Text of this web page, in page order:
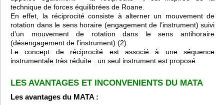
technique de forces équilibrées de Roane.
En effet, la réciprocité consiste à alterner un mouvement de
rotation dans le sens horaire (engagement de l’instrument) suivi
d’un mouvement de rotation dans le sens antihoraire
(désengagement de l’instrument) (2).
Le concept de réciprocité est associé à une séquence
instrumentale très réduite : un seul instrument est proposé.
LES AVANTAGES ET INCONVENIENTS DU MATA
Les avantages du MATA :